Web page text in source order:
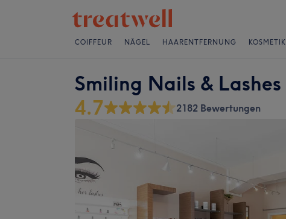
COIFFEUR NÄGEL HAARENTFERNUNG KOSMETIK
Smiling Nails & Lashes
4.7 2182 Bewertungen